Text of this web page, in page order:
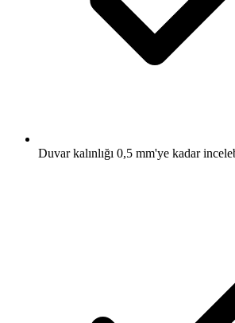
Duvar kalınlığı 0,5 mm'ye kadar